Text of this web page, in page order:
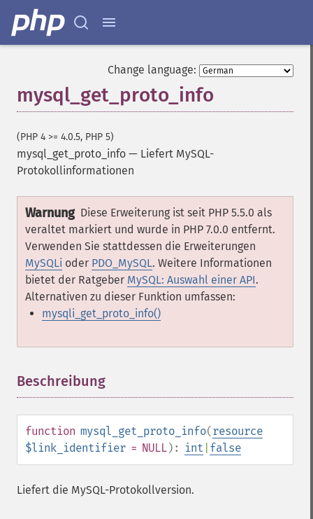
Change language:
mysql_get_proto_info
(PHP 4 >= 4.0.5, PHP 5)
mysql_get_proto_info — Liefert MySQL-
Protokollinformationen
Warnung Diese Erweiterung ist seit PHP 5.5.0 als
veraltet markiert und wurde in PHP 7.0.0 entfernt.
Verwenden Sie stattdessen die Erweiterungen
MySQLi oder PDO_MySQL. Weitere Informationen
bietet der Ratgeber MySQL: Auswahl einer API.
Alternativen zu dieser Funktion umfassen:
mysqli_get_proto_info()
Beschreibung
function mysql_get_proto_info(resource
$link_identifier = NULL): int false
Liefert die MySQL-Protokollversion.